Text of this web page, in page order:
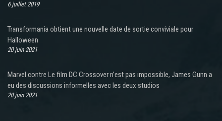
6 juillet 2019
Transformania obtient une nouvelle date de sortie conviviale pour
Halloween
20 juin 2021
Marvel contre Le film DC Crossover n’est pas impossible, James Gunn a
eu des discussions informelles avec les deux studios
20 juin 2021